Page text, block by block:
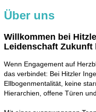
Über uns
Willkommen bei
Leidenschaft Zukunft
Wenn Engagement auf
das verbindet: Bei Hitzler
Ellbogenmentalität, keine
Hierarchien, offene Türen